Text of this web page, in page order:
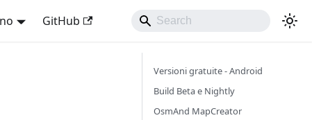
GitHub
Versioni gratuite - Android
Build Beta e Nightly
OsmAnd MapCreator